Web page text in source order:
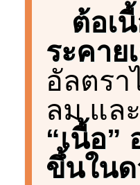
ต้อเ
ระคาย
อัลตรา
ลม แล
“เนื้อ”
ขึ้นในด